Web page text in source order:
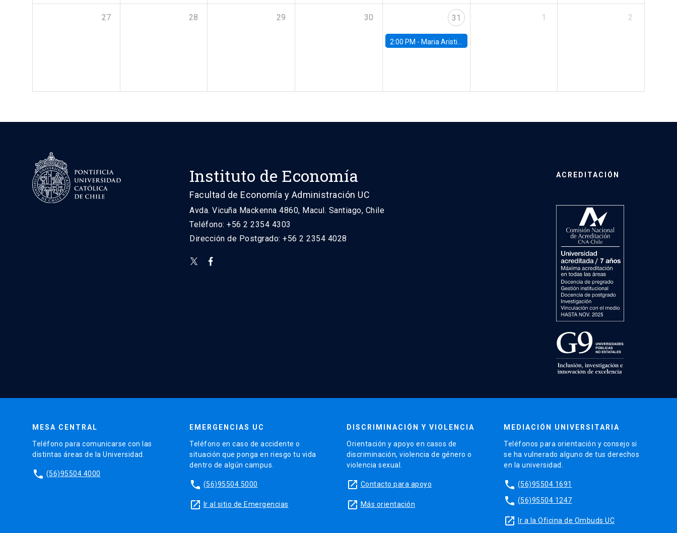
27 28 29 30 31
2:00 PM - Maria Aristizabal-Ramirez, FED Board
1 2
Instituto de Economía
Facultad de Economía y Administración UC
Avda. Vicuña Mackenna 4860, Macul. Santiago, Chile
Teléfono: +56 2 2354 4303
Dirección de Postgrado: +56 2 2354 4028
ACREDITACIÓN
MESA CENTRAL
Teléfono para comunicarse con las
distintas áreas de la Universidad.
phone (56)95504 4000
EMERGENCIAS UC
Teléfono en caso de accidente o
situación que ponga en riesgo tu vida
dentro de algún campus.
phone (56)95504 5000
launch Ir al sitio de Emergencias
DISCRIMINACIÓN Y VIOLENCIA
Orientación y apoyo en casos de
discriminación, violencia de género o
violencia sexual.
launch Contacto para apoyo
launch Más orientación
MEDIACIÓN UNIVERSITARIA
Teléfonos para orientación y consejo si
se ha vulnerado alguno de tus derechos
en la universidad.
phone (56)95504 1691
phone (56)95504 1247
launch Ir a la Oficina de Ombuds UC